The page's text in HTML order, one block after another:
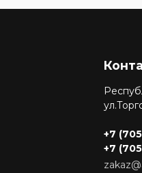
+7
+7